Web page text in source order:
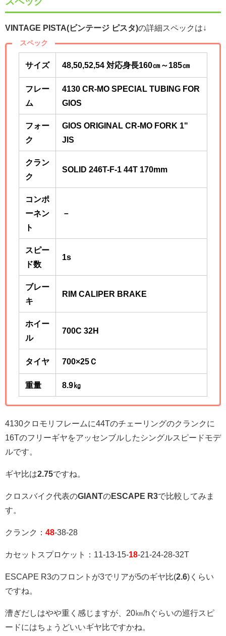
VINTAGE PISTA(ビンテージ ピスタ)の詳細スペックは↓
スペック
サイズ 48,50,52,54 対応身長160㎝～185㎝
フレー
ム
4130 CR-MO SPECIAL TUBING FOR
GIOS
フォー
ク
GIOS ORIGINAL CR-MO FORK 1"
JIS
クラン
ク
SOLID 246T-F-1 44T 170mm
コンポ
ーネン
ト
－
スピー
ド数
1s
ブレー
キ
RIM CALIPER BRAKE
ホイー
ル
700C 32H
タイヤ 700×25Ｃ
重量 8.9㎏
4130クロモリフレームに44Tのチェーリングのクランクに
16Tのフリーギヤをアッセンブルしたシングルスピードモデ
ルです。
ギヤ比は2.75ですね。
クロスバイク代表のGIANTのESCAPE R3で比較してみま
す。
クランク： 48-38-28
カセットスプロケット： 11-13-15-18-21-24-28-32T
ESCAPE R3のフロントが3でリアが5のギヤ比(2.6)くらい
ですね。
漕ぎだしはやや重く感じますが、20㎞/hぐらいの巡行スピ
ードにはちょうどいいギヤ比ですかね。